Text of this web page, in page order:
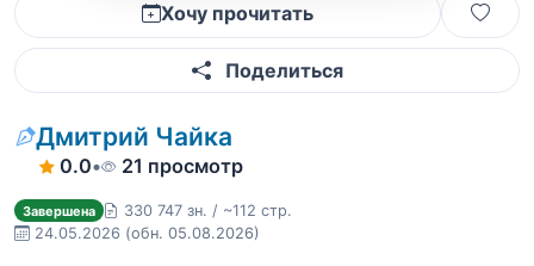
Хочу прочитать
Поделиться
Дмитрий Чайка
0.0• 21 просмотр
Завершена
330 747 зн. / ~112 стр.
24.05.2026 (обн. 05.08.2026)